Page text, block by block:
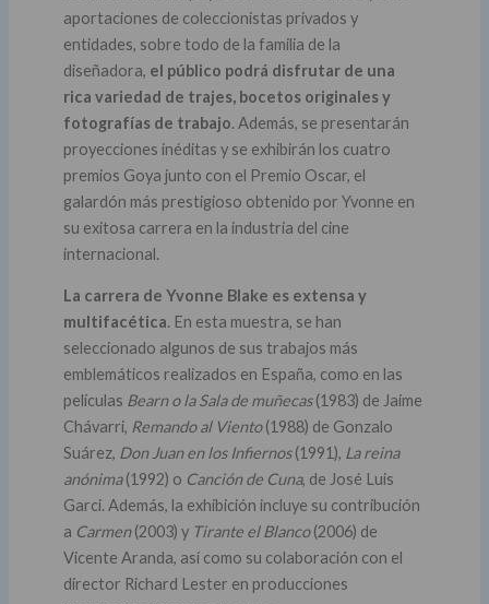
aportaciones de coleccionistas privados y
entidades, sobre todo de la familia de la
diseñadora, el público podrá disfrutar de una
rica variedad de trajes, bocetos originales y
fotografías de trabajo. Además, se presentarán
proyecciones inéditas y se exhibirán los cuatro
premios Goya junto con el Premio Oscar, el
galardón más prestigioso obtenido por Yvonne en
su exitosa carrera en la industria del cine
internacional.
La carrera de Yvonne Blake es extensa y
multifacética. En esta muestra, se han
seleccionado algunos de sus trabajos más
emblemáticos realizados en España, como en las
películas Bearn o la Sala de muñecas(1983) de Jaime
Chávarri, Remando al Viento(1988) de Gonzalo
Suárez, Don Juan en los Infiernos(1991), La reina
anónima(1992) o Canción de Cuna, de José Luis
Garci. Además, la exhibición incluye su contribución
a Carmen(2003) yTirante el Blanco(2006) de
Vicente Aranda, así como su colaboración con el
director Richard Lester en producciones